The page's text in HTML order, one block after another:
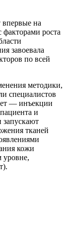
на
факторами роста
завоевала
по всей
методики,
специалистов
— инъекции
и
тканей
кожи
уровне,